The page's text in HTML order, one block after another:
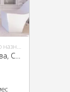
Инвестиции в помещение свободного назначения (ПСН)
Немецкая Слобода, ЦАО, г Москва, Спартаковская ул., 11, стр. 1